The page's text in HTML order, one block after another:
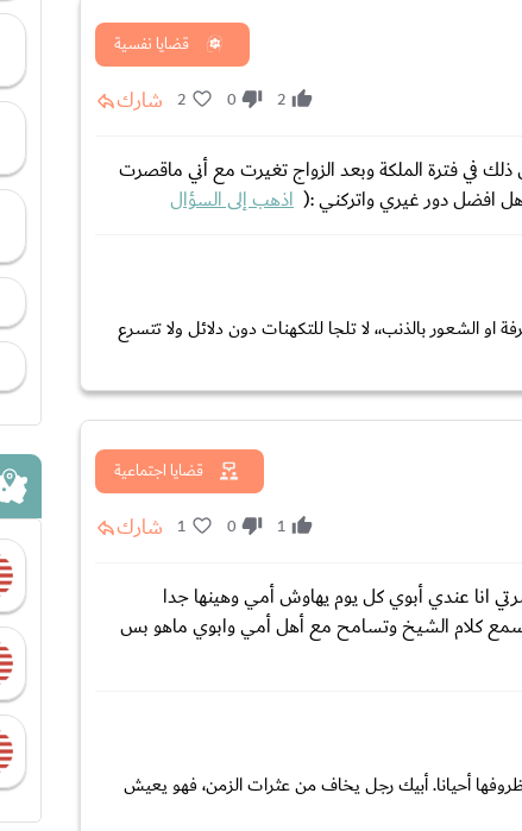
قضايا نفسية
2
0
2 شارك
في فترة الملكة وبعد الزواج تغيرت مع أني ماقصرت
افضل دور غيري واتركني :( اذهب إلى السؤال
بالذنب،، لا تلجا للتكهنات دون دلائل ولا تتسرع
قضايا اجتماعية
1
0
1 شارك
انا عندي أبوي كل يوم يهاوش أمي وهينها جدا
كلام الشيخ وتسامح مع أهل أمي وابوي ماهو بس
أحيانا. أبيك رجل يخاف من عثرات الزمن، فهو يعيش